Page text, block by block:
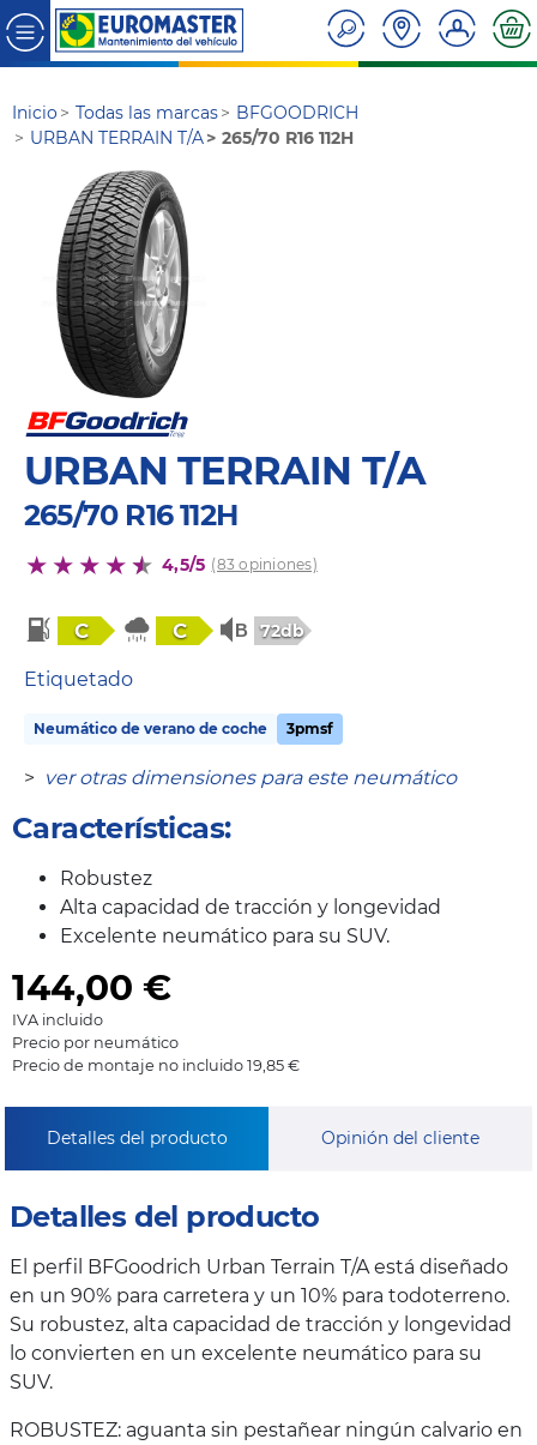
Inicio Todas las marcas
BFGOODRICH
URBAN TERRAIN T/A
265/70 R16 112H
URBAN TERRAIN T/A
265/70 R16 112H
4,5/5 (83 opiniones)
C C 72db
Etiquetado
Neumático de verano de coche 3pmsf
> ver otras dimensiones para este neumático
Características:
Robustez
Alta capacidad de tracción y longevidad
Excelente neumático para su SUV.
144,00 €
IVA incluido
Precio por neumático
Precio de montaje no incluido 19,85 €
Detalles del producto Opinión del cliente
Detalles del producto
El perfil BFGoodrich Urban Terrain T/A está diseñado
en un 90% para carretera y un 10% para todoterreno.
Su robustez, alta capacidad de tracción y longevidad
lo convierten en un excelente neumático para su
SUV.
ROBUSTEZ: aguanta sin pestañear ningún calvario en